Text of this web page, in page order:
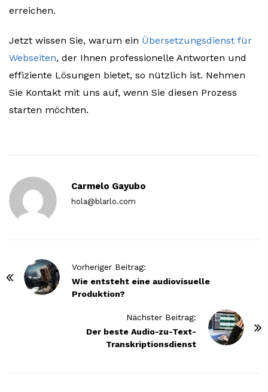
erreichen.
Jetzt wissen Sie, warum ein Übersetzungsdienst für
Webseiten, der Ihnen professionelle Antworten und
effiziente Lösungen bietet, so nützlich ist. Nehmen
Sie Kontakt mit uns auf, wenn Sie diesen Prozess
starten möchten.
Carmelo Gayubo
hola@blarlo.com
Vorheriger Beitrag:
Wie entsteht eine audiovisuelle
Produktion?
Nächster Beitrag:
Der beste Audio-zu-Text-
Transkriptionsdienst